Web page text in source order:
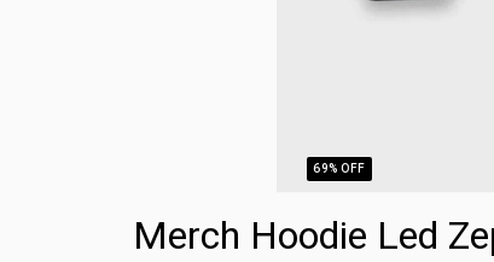
69% OFF
Merch Hoodie Led